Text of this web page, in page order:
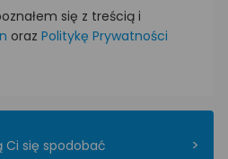
się z treścią i
oraz Politykę Prywatności
Ci się spodobać >